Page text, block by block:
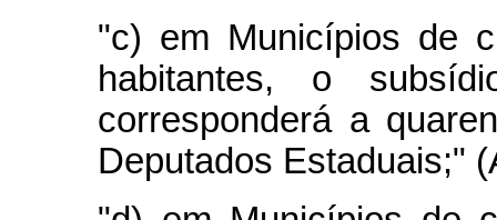
"c) em Municípios de
habitantes, o
corresponderá a
Deputados Estaduais;"